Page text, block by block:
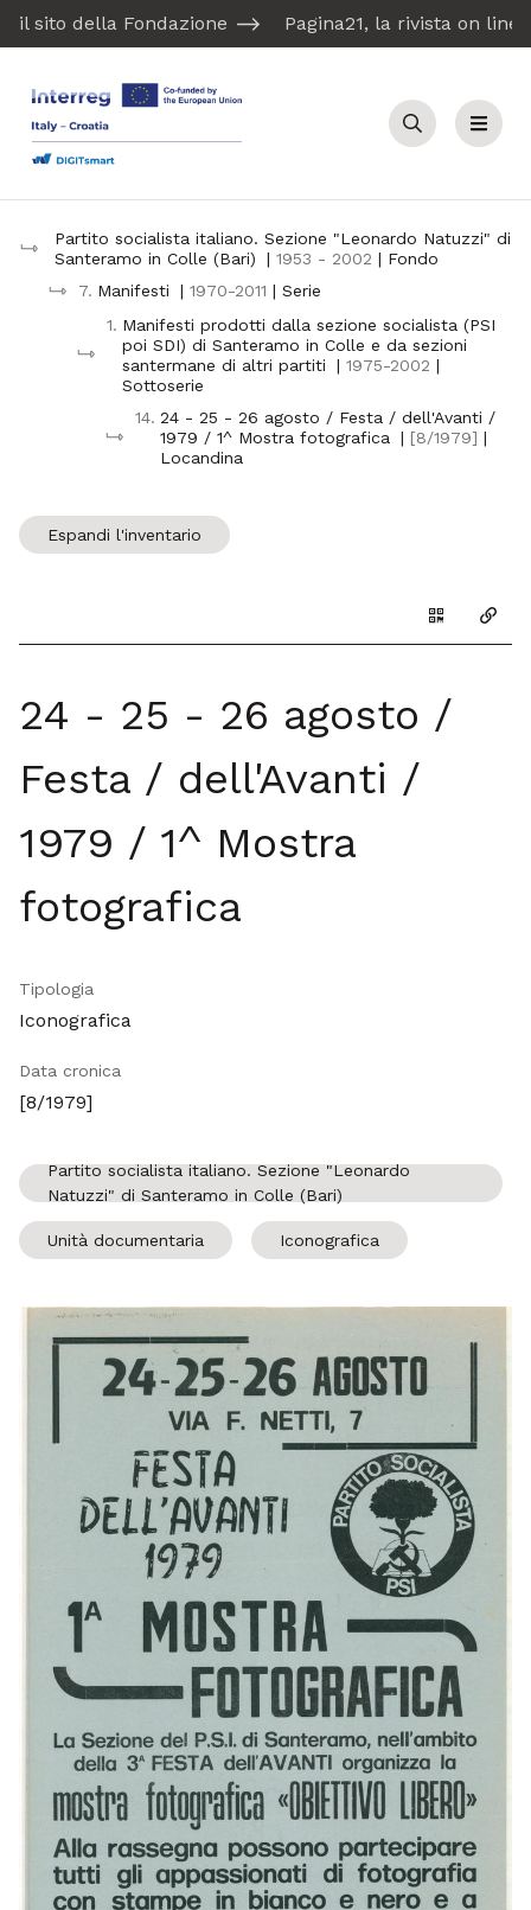
il sito della Fondazione Pagina21, la rivista on line
Cerca Menu
Partito socialista italiano. Sezione "Leonardo Natuzzi" di
Santeramo in Colle (Bari)
| 1953 - 2002 | Fondo
7. Manifesti | 1970-2011 | Serie
1. Manifesti prodotti dalla sezione socialista (PSI
poi SDI) di Santeramo in Colle e da sezioni
santermane di altri partiti
| 1975-2002 |
Sottoserie
14. 24 - 25 - 26 agosto / Festa / dell'Avanti /
1979 / 1^ Mostra fotografica
| [8/1979] |
Locandina
Espandi l'inventario
Genera il
24 - 25 - 26 agosto /
Festa / dell'Avanti /
1979 / 1^ Mostra
fotografica
Tipologia
Iconografica
Data cronica
[8/1979]
Partito socialista italiano. Sezione "Leonardo
Natuzzi" di Santeramo in Colle (Bari)
Unità documentaria Iconografica